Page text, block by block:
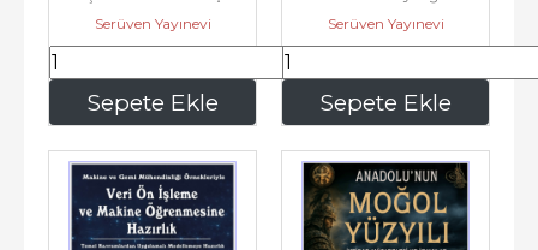
Sepete Ekle
Nörofenomenolojik
Serüven Yayınevi
295,75 Sepete Ekle
Performansın Şifresi -
Serüven Yayınevi
195,65